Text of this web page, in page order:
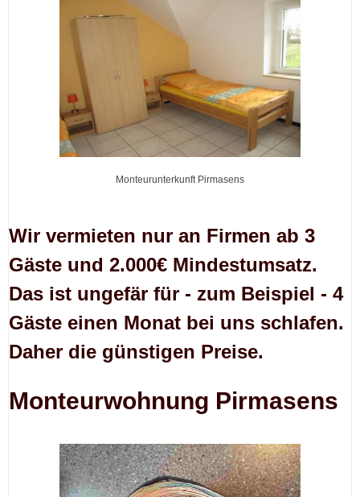
Monteurunterkunft Pirmasens
Wir vermieten nur an Firmen ab 3
Gäste und 2.000€ Mindestumsatz.
Das ist ungefär für - zum Beispiel - 4
Gäste einen Monat bei uns schlafen.
Daher die günstigen Preise.
Monteurwohnung Pirmasens